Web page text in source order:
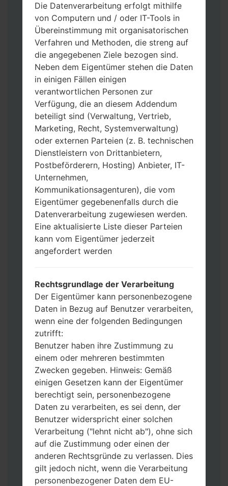
Laden Sie auf Ihren PC:Odin 3
Version herunter.
Dann laden Sie die Firmware-Datei
herunter und entpacken Sie sie.
Sie brauchen 1(wählen Sie hier 1 Firmware-
Datei aus) oder 5 (wählen Sie 5 Firmware-
Dateien aus) Firmware-Dateien:
AP: „System & Recovery“
CP: „Modem & Radio“
CSC_***: „Country & Region & Operator“
HOME_CSC_***: „Country & Region &
Operator“
Fügen Sie dem Programm Odin 3 alle
Dateien hinzu.
möchten, wählen Sie CSC_***, in einem
anderen Fall wählen Sie HOME_CSC_***
um Ihre Daten zu speichern.
Jetzt schalten Sie das Gerät aus und
aktivieren Sie Download-Modus. Alle
Methoden, wie es geht:
Halten Sie die Power-, Lautstärke- und
Bixbi- Tasten gedrückt.
Halten Sie Lauter- und Leiser-Tasten
gedrückt. Schließen Sie das Telefon mit
einem USB-Kabel an den PC an.
Halten Sie die Power-, Lauter- und
Home-Tasten gedrückt.
Schließen Sie das USB-Kabel an und
halten Sie die Leiser- und Bixbi-Tasten
gedrückt.
Die Datenverarbeitung erfolgt mithilfe
von Computern und / oder IT-Tools in
Übereinstimmung mit organisatorischen
Verfahren und Methoden, die streng auf
die angegebenen Ziele bezogen sind.
Neben dem Eigentümer stehen die Daten
in einigen Fällen einigen
verantwortlichen Personen zur
Verfügung, die an diesem Addendum
beteiligt sind (Verwaltung, Vertrieb,
Marketing, Recht, Systemverwaltung)
oder externen Parteien (z. B. technischen
Dienstleistern von Drittanbietern,
Postbeförderern, Hosting) Anbieter, IT-
Unternehmen,
Kommunikationsagenturen), die vom
Eigentümer gegebenenfalls durch die
Datenverarbeitung zugewiesen werden.
Eine aktualisierte Liste dieser Parteien
kann vom Eigentümer jederzeit
angefordert werden
Rechtsgrundlage der Verarbeitung
Der Eigentümer kann personenbezogene
Daten in Bezug auf Benutzer verarbeiten,
wenn eine der folgenden Bedingungen
zutrifft:
Benutzer haben ihre Zustimmung zu
einem oder mehreren bestimmten
Zwecken gegeben. Hinweis: Gemäß
einigen Gesetzen kann der Eigentümer
berechtigt sein, personenbezogene
Daten zu verarbeiten, es sei denn, der
Benutzer widerspricht einer solchen
Verarbeitung ("lehnt nicht ab"), ohne sich
auf die Zustimmung oder einen der
anderen Rechtsgründe zu verlassen. Dies
gilt jedoch nicht, wenn die Verarbeitung
personenbezogener Daten dem EU-